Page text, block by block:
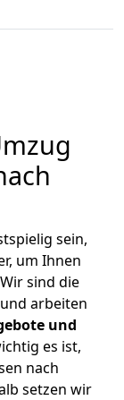
sein,
um Ihnen
sind die
und arbeiten
und
es ist,
nach
setzen wir